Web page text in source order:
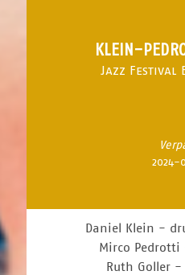
KLEIN-
Jazz Festival
2024-
Daniel Klein -
Mirco
Ruth Goller -